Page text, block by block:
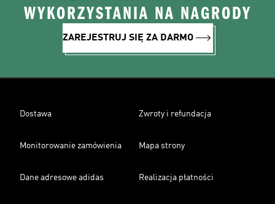
WYKORZYSTANIA NA NAGRODY
ZAREJESTRUJ SIĘ ZA DARMO
Dostawa Zwroty i refundacja
Monitorowanie zamówienia Mapa strony
Dane adresowe adidas Realizacja płatności